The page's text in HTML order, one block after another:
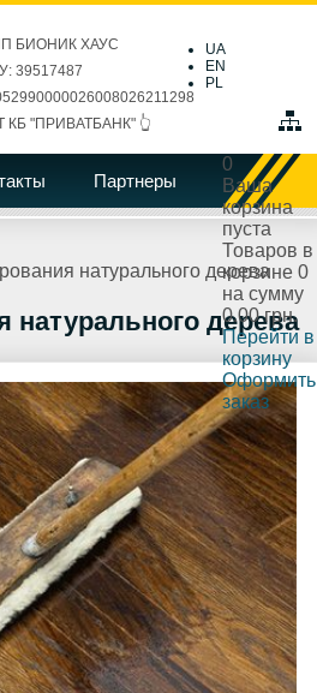
UA
EN
PL
БИОНИК ХАУС
39517487
КБ "ПРИВАТБАНК" 👆
Партнеры
0
Ваша
корзина
пуста
Товаров в
корзине 0
на сумму
0.00 грн.
Перейти в
корзину
Оформить
заказ
натурального дерева
дерева